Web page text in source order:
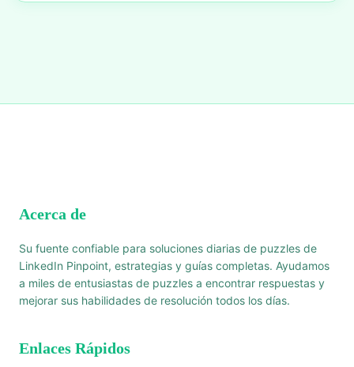
Acerca de
Su fuente confiable para soluciones diarias de puzzles de
LinkedIn Pinpoint, estrategias y guías completas. Ayudamos
a miles de entusiastas de puzzles a encontrar respuestas y
mejorar sus habilidades de resolución todos los días.
Enlaces Rápidos